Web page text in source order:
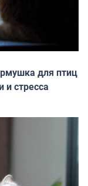
для птиц
и стресса